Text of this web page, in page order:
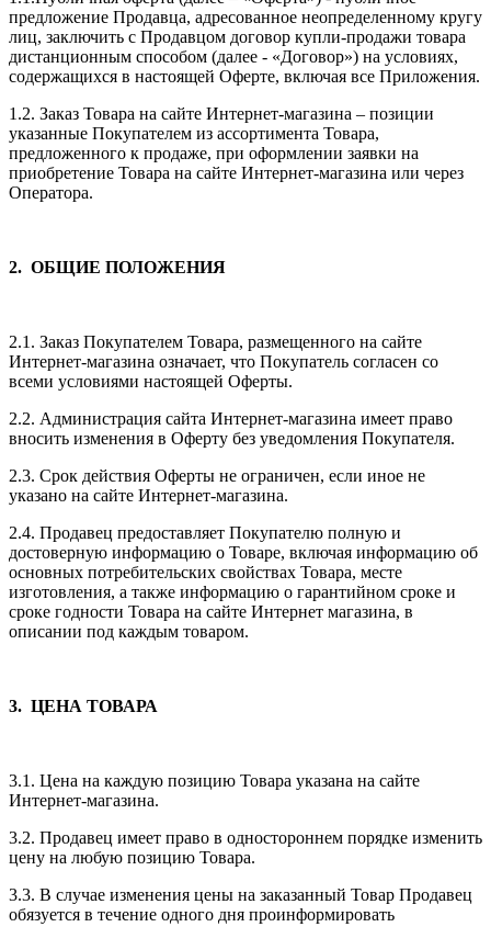
предложение Продавца, адресованное неопределенному кругу
лиц, заключить с Продавцом договор купли-продажи товара
дистанционным способом (далее - «Договор») на условиях,
содержащихся в настоящей Оферте, включая все Приложения.
1.2. Заказ Товара на сайте Интернет-магазина – позиции
указанные Покупателем из ассортимента Товара,
предложенного к продаже, при оформлении заявки на
приобретение Товара на сайте Интернет-магазина или через
Оператора.
2. ОБЩИЕ ПОЛОЖЕНИЯ
2.1. Заказ Покупателем Товара, размещенного на сайте
Интернет-магазина означает, что Покупатель согласен со
всеми условиями настоящей Оферты.
2.2. Администрация сайта Интернет-магазина имеет право
вносить изменения в Оферту без уведомления Покупателя.
2.3. Срок действия Оферты не ограничен, если иное не
указано на сайте Интернет-магазина.
2.4. Продавец предоставляет Покупателю полную и
достоверную информацию о Товаре, включая информацию об
основных потребительских свойствах Товара, месте
изготовления, а также информацию о гарантийном сроке и
сроке годности Товара на сайте Интернет магазина, в
описании под каждым товаром.
3. ЦЕНА ТОВАРА
3.1. Цена на каждую позицию Товара указана на сайте
Интернет-магазина.
3.2. Продавец имеет право в одностороннем порядке изменить
цену на любую позицию Товара.
3.3. В случае изменения цены на заказанный Товар Продавец
обязуется в течение одного дня проинформировать